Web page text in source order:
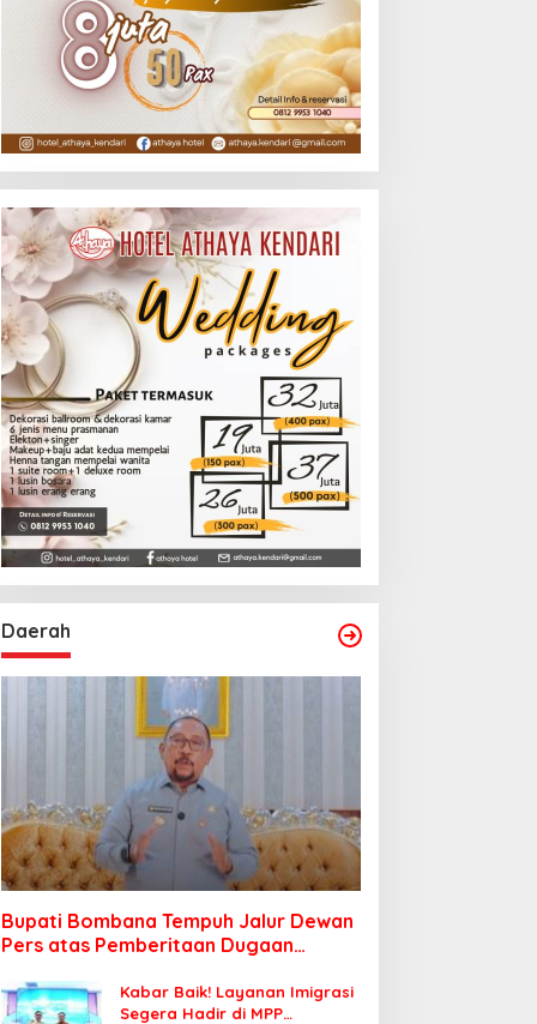
Daerah
Bupati Bombana Tempuh Jalur Dewan
Pers atas Pemberitaan Dugaan
Kabar Baik! Layanan Imigrasi
Segera Hadir di MPP